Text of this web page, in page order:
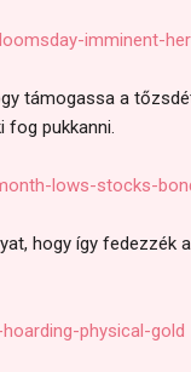
imminent-
támogassa a
pukkanni.
lows-stocks-
hogy így fedezzék
physical-gold